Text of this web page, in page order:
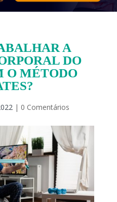
A
DO
O MÉTODO
| 0 Comentários